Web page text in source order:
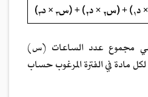
مجموع عدد الساعات (س)
مادة في الفترة المرغوب حساب